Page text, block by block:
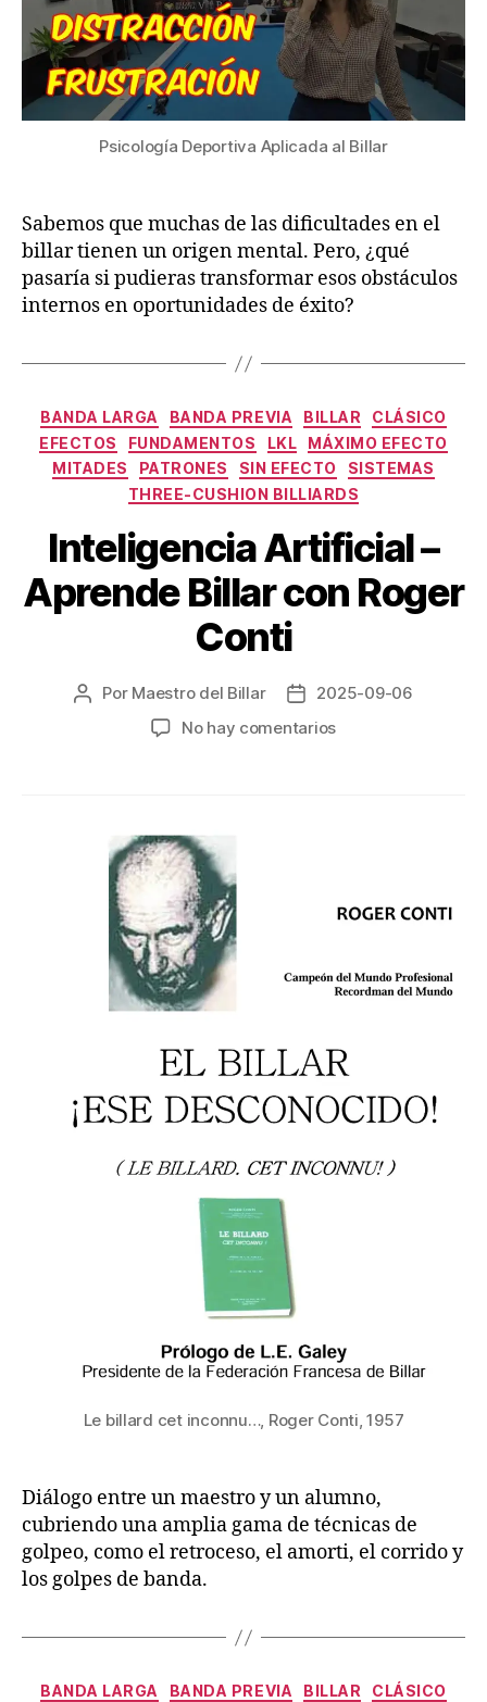
Psicología Deportiva Aplicada al Billar
Sabemos que muchas de las dificultades en el
billar tienen un origen mental. Pero, ¿qué
pasaría si pudieras transformar esos obstáculos
internos en oportunidades de éxito?
Categorías
BANDA LARGA BANDA PREVIA BILLAR
CLÁSICO
EFECTOS
FUNDAMENTOS LKL
MÁXIMO EFECTO
MITADES
PATRONES SIN EFECTO
SISTEMAS
THREE-CUSHION BILLIARDS
Inteligencia Artificial –
Aprende Billar con Roger
Conti
Autor
Por Maestro del Billar
Fecha
de
2025-09-06
No hay comentariosen
Conti
Le billard cet inconnu…, Roger Conti, 1957
Diálogo entre un maestro y un alumno,
cubriendo una amplia gama de técnicas de
golpeo, como el retroceso, el amorti, el corrido y
los golpes de banda.
Categorías
BANDA LARGA BANDA PREVIA BILLAR
CLÁSICO